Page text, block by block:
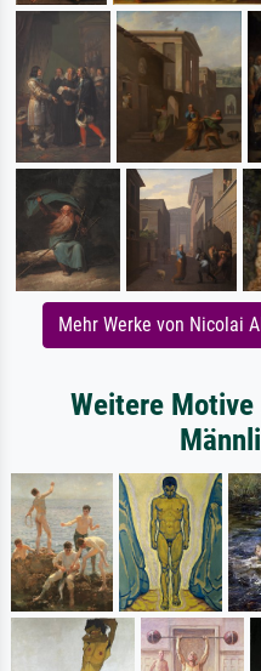
Mehr Werke von Nicolai
Weitere